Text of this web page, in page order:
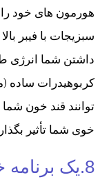
هورمون های خود را
سبزیجات با فیبر
داشتن شما انرژی
کربوهیدرات ساده
توانند قند خون
خوی شما تأثیر
8.یک برنامه خواب خوب را تنظیم کنید